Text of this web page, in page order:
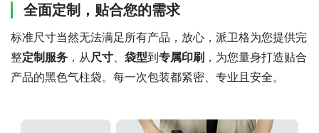
全面定制，贴合您的需求
标准尺寸当然无法满足所有产品，放心，派卫格为您提供完
整定制服务 ，从 尺寸 袋型到专属印刷 ，为您量身打造贴合
产品的黑色气柱袋。每一次包装都紧密、专业且安全。